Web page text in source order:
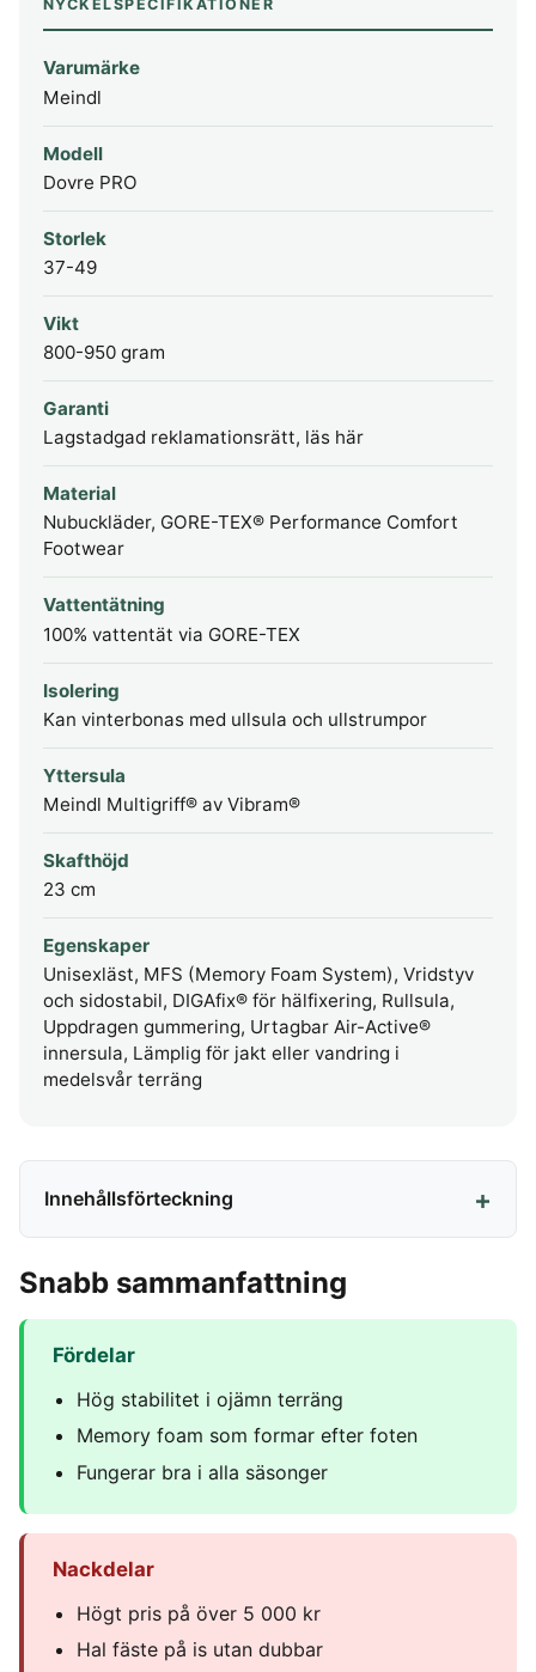
NYCKELSPECIFIKATIONER
Varumärke
Meindl
Modell
Dovre PRO
Storlek
37-49
Vikt
800-950 gram
Garanti
Lagstadgad reklamationsrätt, läs här
Material
Nubuckläder, GORE-TEX® Performance Comfort
Footwear
Vattentätning
100% vattentät via GORE-TEX
Isolering
Kan vinterbonas med ullsula och ullstrumpor
Yttersula
Meindl Multigriff® av Vibram®
Skafthöjd
23 cm
Egenskaper
Unisexläst, MFS (Memory Foam System), Vridstyv
och sidostabil, DIGAfix® för hälfixering, Rullsula,
Uppdragen gummering, Urtagbar Air-Active®
innersula, Lämplig för jakt eller vandring i
medelsvår terräng
Innehållsförteckning
Snabb sammanfattning
Fördelar
Hög stabilitet i ojämn terräng
Memory foam som formar efter foten
Fungerar bra i alla säsonger
Nackdelar
Högt pris på över 5 000 kr
Hal fäste på is utan dubbar